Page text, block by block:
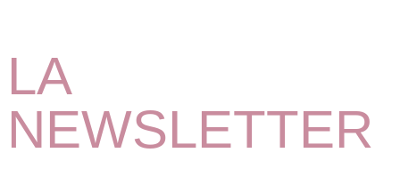
LA
NEWSLETTER